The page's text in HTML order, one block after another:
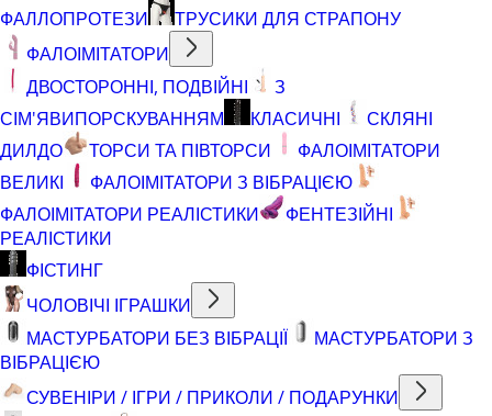
ФАЛЛОПРОТЕЗИ
ТРУСИКИ ДЛЯ СТРАПОНУ
ФАЛОІМІТАТОРИ
ДВОСТОРОННІ, ПОДВІЙНІ
З
СІМ'ЯВИПОРСКУВАННЯМ
КЛАСИЧНІ
СКЛЯНІ
ДИЛДО
ТОРСИ ТА ПІВТОРСИ
ФАЛОІМІТАТОРИ
ВЕЛИКІ
ФАЛОІМІТАТОРИ З ВІБРАЦІЄЮ
ФАЛОІМІТАТОРИ РЕАЛІСТИКИ
ФЕНТЕЗІЙНІ
РЕАЛІСТИКИ
ФІСТИНГ
ЧОЛОВІЧІ ІГРАШКИ
МАСТУРБАТОРИ БЕЗ ВІБРАЦІЇ
МАСТУРБАТОРИ З
ВІБРАЦІЄЮ
СУВЕНІРИ / ІГРИ / ПРИКОЛИ / ПОДАРУНКИ